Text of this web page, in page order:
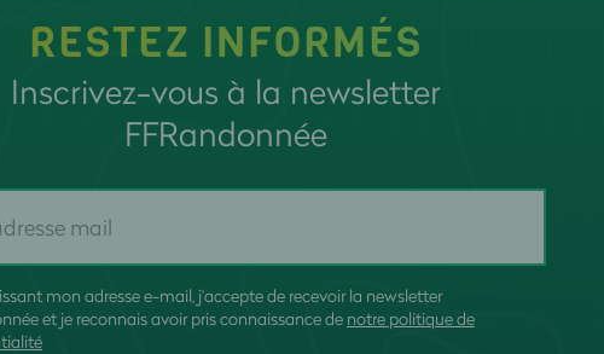
RESTEZ INFORMÉS
Inscrivez-vous à la newsletter
FFRandonnée
mon adresse e-mail, j'accepte de recevoir la newsletter
et je reconnais avoir pris connaissance de notre politique de